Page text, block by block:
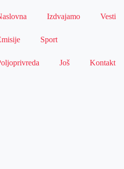
Izdvajamo Vesti
Sport
Još Kontakt